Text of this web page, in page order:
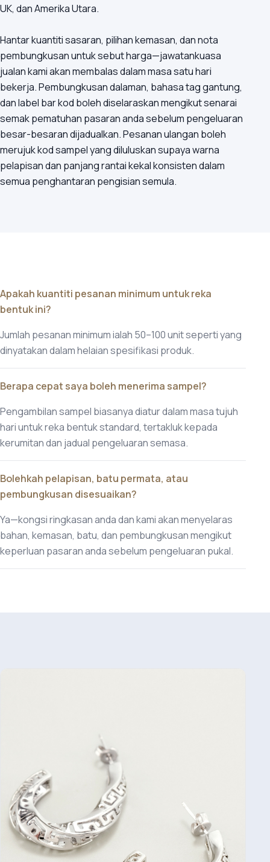
UK, dan Amerika Utara.
Hantar kuantiti sasaran, pilihan kemasan, dan nota
pembungkusan untuk sebut harga—jawatankuasa
jualan kami akan membalas dalam masa satu hari
bekerja. Pembungkusan dalaman, bahasa tag gantung,
dan label bar kod boleh diselaraskan mengikut senarai
semak pematuhan pasaran anda sebelum pengeluaran
besar-besaran dijadualkan. Pesanan ulangan boleh
merujuk kod sampel yang diluluskan supaya warna
pelapisan dan panjang rantai kekal konsisten dalam
semua penghantaran pengisian semula.
Apakah kuantiti pesanan minimum untuk reka
bentuk ini?
Jumlah pesanan minimum ialah 50–100 unit seperti yang
dinyatakan dalam helaian spesifikasi produk.
Berapa cepat saya boleh menerima sampel?
Pengambilan sampel biasanya diatur dalam masa tujuh
hari untuk reka bentuk standard, tertakluk kepada
kerumitan dan jadual pengeluaran semasa.
Bolehkah pelapisan, batu permata, atau
pembungkusan disesuaikan?
Ya—kongsi ringkasan anda dan kami akan menyelaras
bahan, kemasan, batu, dan pembungkusan mengikut
keperluan pasaran anda sebelum pengeluaran pukal.